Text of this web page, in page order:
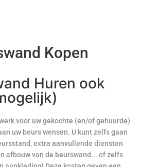
Kopen
Huren ook
voor uw gekochte (en/of gehuurde)
uw beurs wensen. U kunt zelfs gaan
extra aanvullende diensten
afbouw van de beurswand... of zelfs